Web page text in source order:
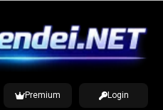
Premium Login